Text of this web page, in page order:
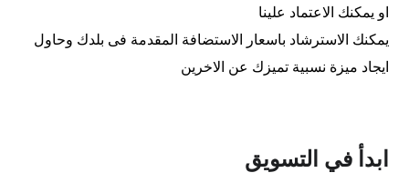
او يمكنك الاعتماد علينا
يمكنك الاسترشاد باسعار الاستضافة المقدمة فى بلدك وحاول
ايجاد ميزة نسبية تميزك عن الاخرين
ابدأ في التسويق